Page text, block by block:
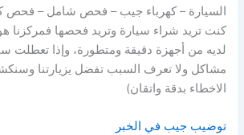
السيارة – كهرباء جيب – فحص شامل – فحص
كنت تريد شراء سيارة وتريد فحصها فمركزنا
لديه من أجهزة دقيقة ومتطورة، وإذا تعطلت
مشاكل ولا تعرف السبب تفضل يزيارتنا
الاخطاء بدقة واتقان)
توضيب جيب في الخبر